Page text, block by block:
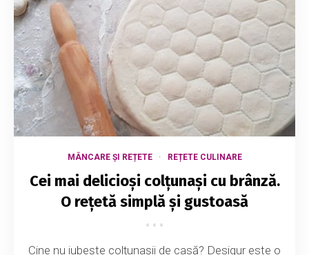
MÂNCARE ȘI REȚETE REȚETE CULINARE
Cei mai delicioși colțunași cu brânză.
O rețetă simplă și gustoasă
Cine nu iubește colțunașii de casă? Desigur este o